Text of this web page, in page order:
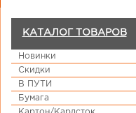
КАТАЛОГ ТОВАРОВ
Новинки
Скидки
В ПУТИ
Бумага